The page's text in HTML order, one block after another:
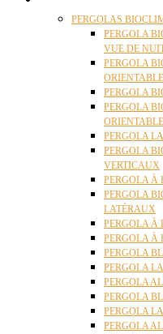
PERGOLAS
PERGOLA
VUE DE
PERGOLA
PERGOLA
PERGOLA
PERGOLA
PERGOLA
VERTICAUX
PERGOLA À
PERGOLA
LATÉRAUX
PERGOLA À
PERGOLA À
PERGOLA
PERGOLA
PERGOLA
PERGOLA
PERGOLA
PERGOLA